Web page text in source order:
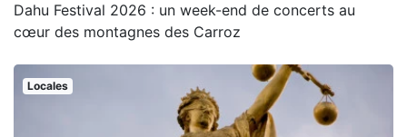
Dahu Festival 2026 : un week-end de concerts au
cœur des montagnes des Carroz
Locales